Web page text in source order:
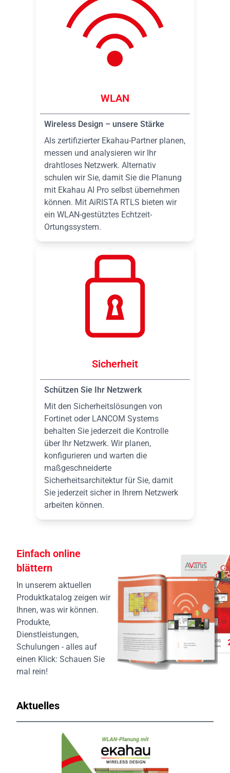
WLAN
Wireless Design – unsere Stärke
Als zertifizierter Ekahau-Partner planen,
messen und analysieren wir Ihr
drahtloses Netzwerk. Alternativ
schulen wir Sie, damit Sie die Planung
mit Ekahau AI Pro selbst übernehmen
können. Mit AiRISTA RTLS bieten wir
ein WLAN-gestütztes Echtzeit-
Ortungssystem.
Sicherheit
Schützen Sie Ihr Netzwerk
Mit den Sicherheitslösungen von
Fortinet oder LANCOM Systems
behalten Sie jederzeit die Kontrolle
über Ihr Netzwerk. Wir planen,
konfigurieren und warten die
maßgeschneiderte
Sicherheitsarchitektur für Sie, damit
Sie jederzeit sicher in Ihrem Netzwerk
arbeiten können.
Einfach online
blättern
In unserem aktuellen
Produktkatalog zeigen wir
Ihnen, was wir können.
Produkte,
Dienstleistungen,
Schulungen - alles auf
einen Klick: Schauen Sie
mal rein!
Aktuelles